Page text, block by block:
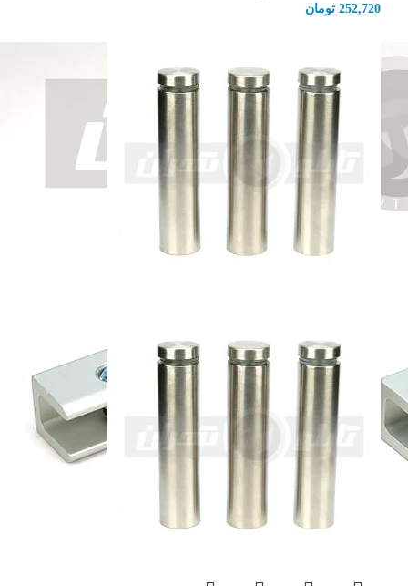
252,720 تومان